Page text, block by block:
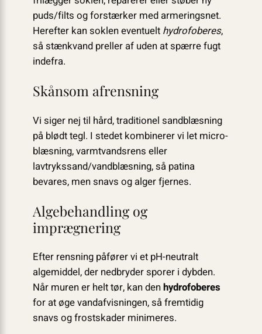
puds/filts og forstærker med armeringsnet.
Herefter kan soklen eventuelt hydrofoberes,
så stænkvand preller af uden at spærre fugt
indefra.
Skånsom afrensning
Vi siger nej til hård, traditionel sandblæsning
på blødt tegl. I stedet kombinerer vi let micro-
blæsning, varmtvandsrens eller
lavtrykssand/vandblæsning, så patina
bevares, men snavs og alger fjernes.
Algebehandling og
imprægnering
Efter rensning påfører vi et pH-neutralt
algemiddel, der nedbryder sporer i dybden.
Når muren er helt tør, kan denhydrofoberes
for at øge vandafvisningen, så fremtidig
snavs og frostskader minimeres.